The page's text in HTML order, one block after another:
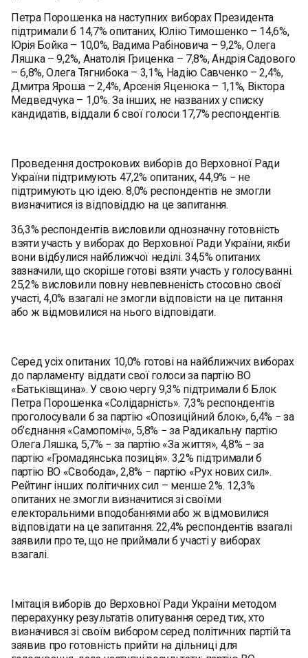
Петра Порошенка на наступних виборах Президента
підтримали б 14,7% опитаних, Юлію Тимошенко – 14,6%,
Юрія Бойка – 10,0%, Вадима Рабіновича – 9,2%, Олега
Ляшка – 9,2%, Анатолія Гриценка – 7,8%, Андрія Садового
– 6,8%, Олега Тягнибока – 3,1%, Надію Савченко – 2,4%,
Дмитра Яроша – 2,4%, Арсенія Яценюка – 1,1%, Віктора
Медведчука – 1,0%. За інших, не названих у списку
кандидатів, віддали б свої голоси 17,7% респондентів.
Проведення дострокових виборів до Верховної Ради
України підтримують 47,2% опитаних, 44,9% − не
підтримують цю ідею. 8,0% респондентів не змогли
визначитися із відповіддю на це запитання.
36,3% респондентів висловили однозначну готовність
взяти участь у виборах до Верховної Ради України, якби
вони відбулися найближчої неділі. 34,5% опитаних
зазначили, що скоріше готові взяти участь у голосуванні.
25,2% висловили повну невпевненість стосовно своєї
участі, 4,0% взагалі не змогли відповісти на це питання
або ж відмовилися на нього відповідати.
Серед усіх опитаних 10,0% готові на найближчих виборах
до парламенту віддати свої голоси за партію ВО
«Батьківщина». У свою чергу 9,3% підтримали б Блок
Петра Порошенка «Солідарність». 7,3% респондентів
проголосували б за партію «Опозиційний блок», 6,4% − за
об’єднання «Самопоміч», 5,8% − за Радикальну партію
Олега Ляшка, 5,7% − за партію «За життя», 4,8% − за
партію «Громадянська позиція». 3,2% підтримали б
партію ВО «Свобода», 2,8% − партію «Рух нових сил».
Рейтинг інших політичних сил – менше 2%. 12,3%
опитаних не змогли визначитися зі своїми
електоральними вподобаннями або ж відмовилися
відповідати на це запитання. 22,4% респондентів взагалі
заявили про те, що не приймали б участі у виборах
взагалі.
Імітація виборів до Верховної Ради України методом
перерахунку результатів опитування серед тих, хто
визначився зі своїм вибором серед політичних партій та
заявив про готовність прийти на дільниці для